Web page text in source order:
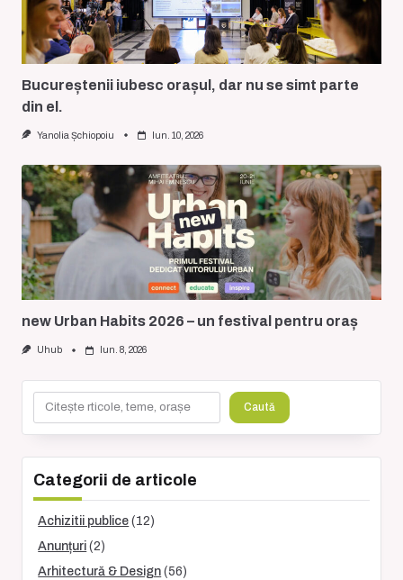
Bucureștenii iubesc orașul, dar nu se simt parte
din el.
Yanolia Șchiopoiu Iun. 10, 2026
new Urban Habits 2026 – un festival pentru oraș
Uhub Iun. 8, 2026
Caută
Categorii de articole
Achizitii publice (12)
Anunțuri (2)
Arhitectură & Design (56)